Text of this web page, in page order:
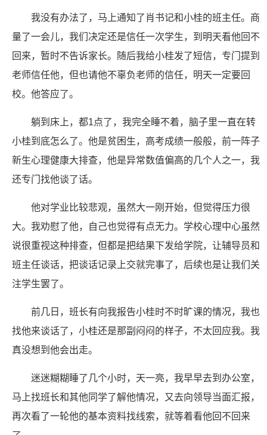
我没有办法了，马上通知了肖书记和小桂的班主任。商
量了一会儿，我们决定还是信任一次学生，到明天看他回不
回来，暂时不告诉家长。随后我给小桂发了短信，专门提到
老师信任他，但也请他不辜负老师的信任，明天一定要回
校。他答应了。
躺到床上，都1点了，我完全睡不着，脑子里一直在转
小桂到底怎么了。他是贫困生，高考成绩一般般，前一阵子
新生心理健康大排查，他是异常数值偏高的几个人之一，我
还专门找他谈了话。
他对学业比较悲观，虽然大一刚开始，但觉得压力很
大。我劝慰了他，自己也觉得有点无力。学校心理中心虽然
说很重视这种排查，但都是把结果下发给学院，让辅导员和
班主任谈话，把谈话记录上交就完事了，后续也是让我们关
注学生罢了。
前几日，班长有向我报告小桂时不时旷课的情况，我也
找他来谈话了，小桂还是那副闷闷的样子，不太回应我。我
真没想到他会出走。
迷迷糊糊睡了几个小时，天一亮，我早早去到办公室，
马上找班长和其他同学了解他情况，又去向领导当面汇报，
再次看了一轮他的基本资料找线索，就等着看他回不回来